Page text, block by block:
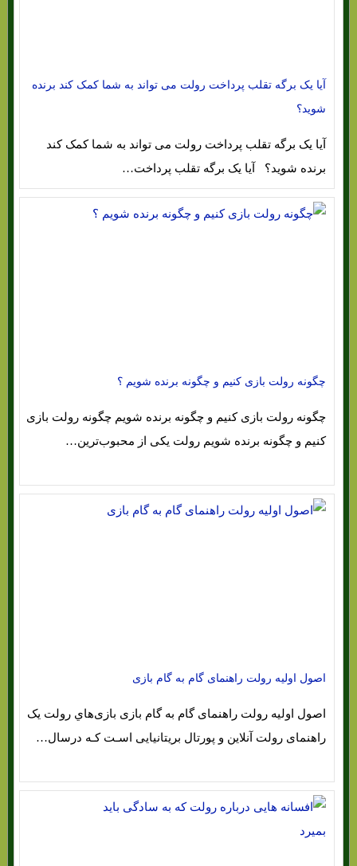
آیا یک برگه تقلب پرداخت رولت می تواند به شما کمک کند برنده
شوید؟
آیا یک برگه تقلب پرداخت رولت می تواند به شما کمک کند
برنده شوید؟ آیا یک برگه تقلب پرداخت…
چگونه رولت بازی کنیم و چگونه برنده شویم ؟
چگونه رولت بازی کنیم و چگونه برنده شویم چگونه رولت بازی
کنیم و چگونه برنده شویم رولت یکی از محبوب‌ترین…
اصول اولیه رولت راهنمای گام به گام بازی
اصول اولیه رولت راهنمای گام به گام بازی بازی‌هاي‌ رولت یک
راهنمای رولت آنلاین و پورتال بریتانیایی اسـت کـه درسال…